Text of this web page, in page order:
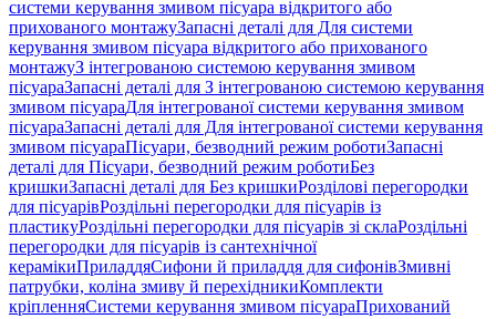
системи керування змивом пісуара відкритого або
прихованого монтажуЗапасні деталі для Для системи
керування змивом пісуара відкритого або прихованого
монтажуЗ інтегрованою системою керування змивом
пісуараЗапасні деталі для З інтегрованою системою керування
змивом пісуараДля інтегрованої системи керування змивом
пісуараЗапасні деталі для Для інтегрованої системи керування
змивом пісуараПісуари, безводний режим роботиЗапасні
деталі для Пісуари, безводний режим роботиБез
кришкиЗапасні деталі для Без кришкиРозділові перегородки
для пісуарівРоздільні перегородки для пісуарів із
пластикуРоздільні перегородки для пісуарів зі склаРоздільні
перегородки для пісуарів із сантехнічної
керамікиПриладдяСифони й приладдя для сифонівЗмивні
патрубки, коліна змиву й перехідникиКомплекти
кріпленняСистеми керування змивом пісуараПрихований